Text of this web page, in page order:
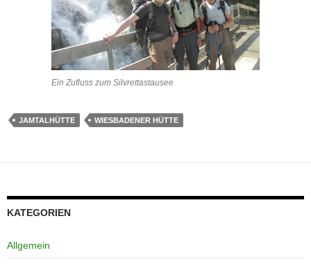
Ein Zufluss zum Silvrettastausee
JAMTALHÜTTE WIESBADENER HÜTTE
KATEGORIEN
Allgemein